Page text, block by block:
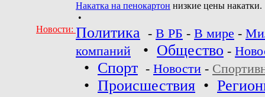
Накатка на пенокартон низкие цены накатки.
•
Новости: Политика - В РБ - В мире -
компаний
• Общество -
• Спорт - Новости -
• Происшествия •